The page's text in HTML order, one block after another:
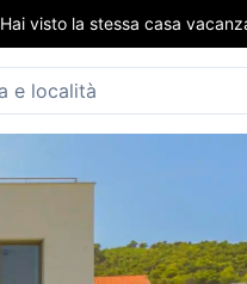
Hai visto la stessa casa